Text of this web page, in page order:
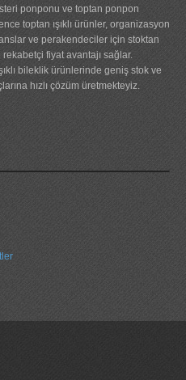
ponponu ve toptan ponpon
toptan ışıklı ürünler, organizasyon
ve perakendeciler için stoktan
fiyat avantajı sağlar.
bileklik ürünlerinde geniş stok ve
hızlı çözüm üretmekteyiz.